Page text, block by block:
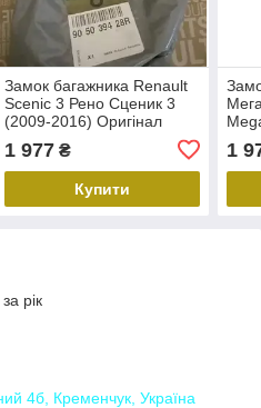
Замок багажника Renault
Scenic 3 Рено Сценик 3
(2009-2016) Оригінал
1 977₴
Купити
1
рік
4б, Кременчук, Україна